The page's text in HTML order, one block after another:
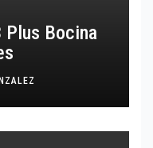
Plus Bocina